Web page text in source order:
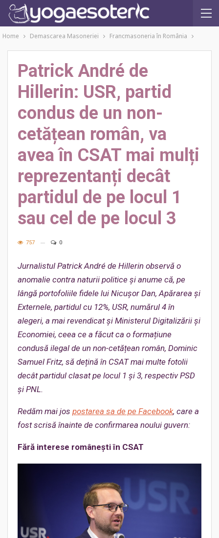
Home Demascarea Masoneriei Francmasoneria în România
Patrick André de
Hillerin: USR, partid
condus de un non-
cetățean român, va
avea în CSAT mai mulți
reprezentanți decât
partidul de pe locul 1
sau cel de pe locul 3
757 0
Jurnalistul Patrick André de Hillerin observă o
anomalie contra naturii politice și anume că, pe
lângă portofoliile fidele lui Nicușor Dan, Apărarea și
Externele, partidul cu 12%, USR, numărul 4 în
alegeri, a mai revendicat și Ministerul Digitalizării și
Economiei, ceea ce a făcut ca o formațiune
condusă ilegal de un non-cetățean român, Dominic
Samuel Fritz, să dețină în CSAT mai multe fotolii
decât partidul clasat pe locul 1 și 3, respectiv PSD
și PNL.
Redăm mai jos postarea sa de pe Facebook, care a
fost scrisă înainte de confirmarea noului guvern:
Fără interese românești în CSAT